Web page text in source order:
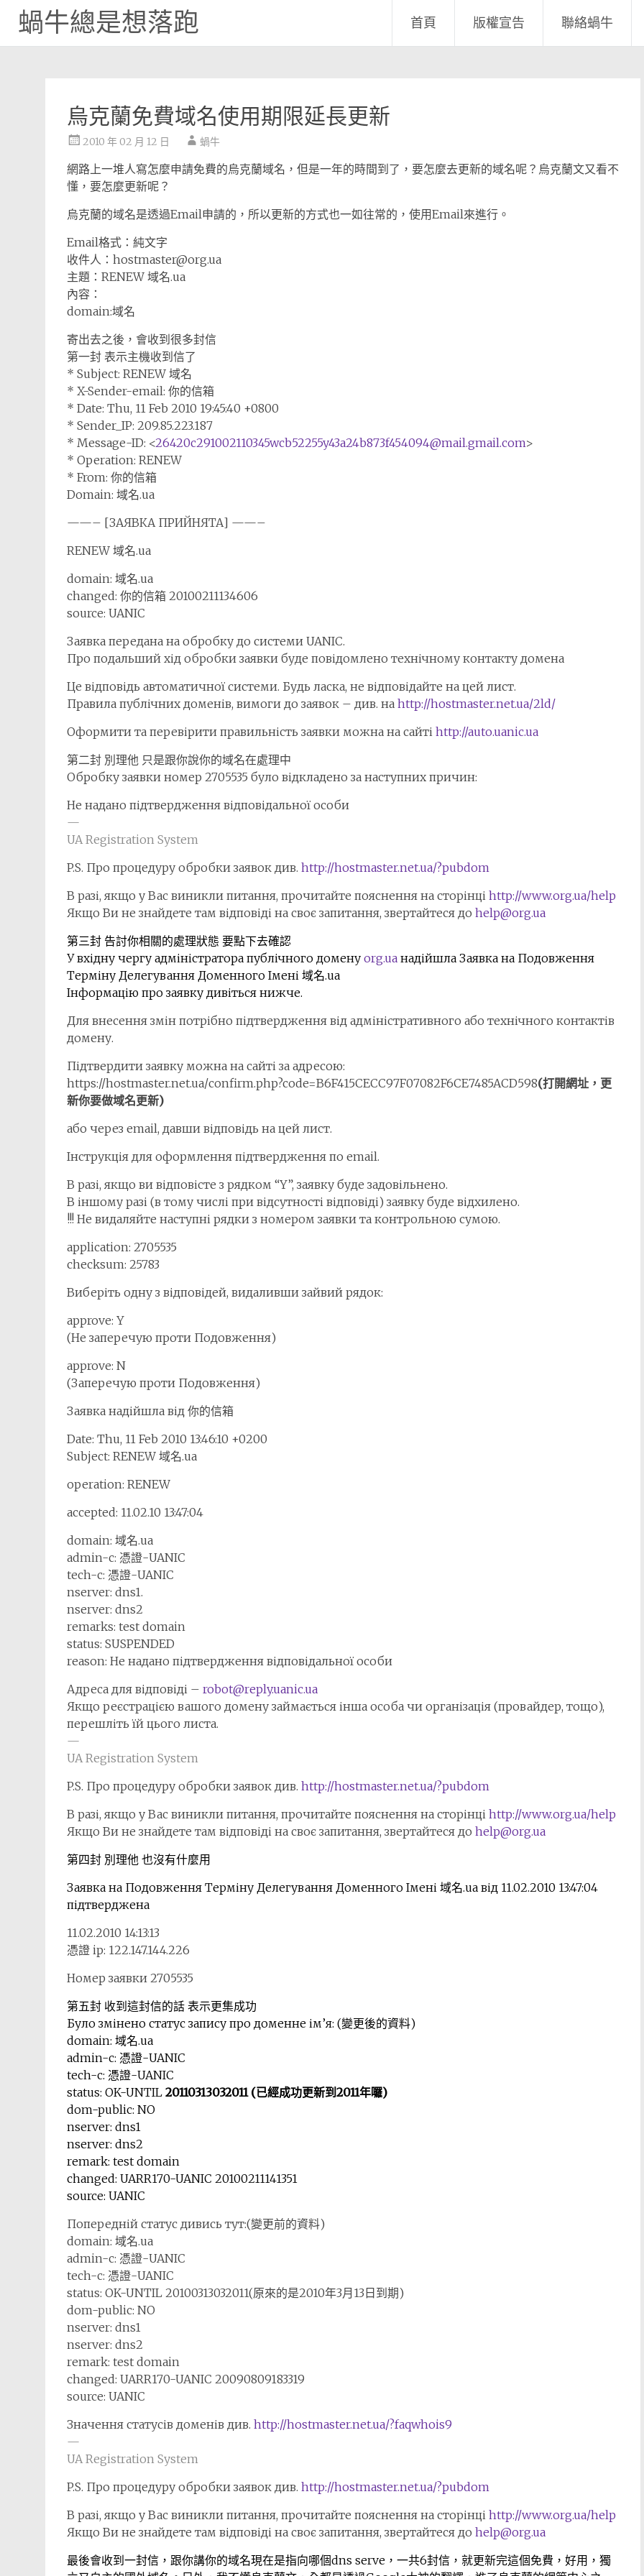
蝸牛總是想落跑 首頁 版權宣告 聯絡蝸牛
烏克蘭免費域名使用期限延長更新
2010 年 02 月 12 日 蝸牛
網路上一堆人寫怎麼申請免費的烏克蘭域名，但是一年的時間到了，要怎麼去更新的域名呢？烏克蘭文又看不
懂，要怎麼更新呢？
烏克蘭的域名是透過Email申請的，所以更新的方式也一如往常的，使用Email來進行。
Email格式：純文字
收件人： hostmaster@org.ua
主題：RENEW 域名.ua
內容：
domain:域名
寄出去之後，會收到很多封信
第一封 表示主機收到信了
* Subject: RENEW 域名
* X-Sender-email: 你的信箱
* Date: Thu, 11 Feb 2010 19:45:40 +0800
* Sender_IP: 209.85.223.187
* Message-ID: <26420c291002110345wcb52255y43a24b873f454094@mail.gmail.com>
* Operation: RENEW
* From: 你的信箱
Domain: 域名.ua
——– [ЗАЯВКА ПРИЙНЯТА] ——–
RENEW 域名.ua
domain: 域名.ua
changed: 你的信箱 20100211134606
source: UANIC
Заявка передана на обробку до системи UANIC.
Про подальший хід обробки заявки буде повідомлено технічному контакту домена
Це відповідь автоматичної системи. Будь ласка, не відповідайте на цей лист.
Правила публічних доменів, вимоги до заявок – див. на http://hostmaster.net.ua/2ld/
Оформити та перевірити правильність заявки можна на сайті http://auto.uanic.ua
第二封 別理他 只是跟你說你的域名在處理中
Обробку заявки номер 2705535 було відкладено за наступних причин:
Не надано підтвердження відповідальної особи
—
UA Registration System
P.S. Про процедуру обробки заявок див. http://hostmaster.net.ua/?pubdom
В разі, якщо у Вас виникли питання, прочитайте пояснення на сторінці http://www.org.ua/help
Якщо Ви не знайдете там відповіді на своє запитання, звертайтеся до help@org.ua
第三封 告討你相關的處理狀態 要點下去確認
У вхідну чергу адміністратора публічного домену org.ua надійшла Заявка на Подовження
Терміну Делегування Доменного Імені 域名.ua
Інформацію про заявку дивіться нижче.
Для внесення змін потрібно підтвердження від адміністративного або технічного контактів
домену.
Підтвердити заявку можна на сайті за адресою:
https://hostmaster.net.ua/confirm.php?code=B6F415CECC97F07082F6CE7485ACD598(打開網址，更
新你要做域名更新)
або через email, давши відповідь на цей лист.
Інструкція для оформлення підтвердження по email.
В разі, якщо ви відповісте з рядком “Y”, заявку буде задовільнено.
В іншому разі (в тому числі при відсутності відповіді) заявку буде відхилено.
!!! Не видаляйте наступні рядки з номером заявки та контрольною сумою.
application: 2705535
checksum: 25783
Виберіть одну з відповідей, видаливши зайвий рядок:
approve: Y
(Не заперечую проти Подовження)
approve: N
(Заперечую проти Подовження)
Заявка надійшла від 你的信箱
Date: Thu, 11 Feb 2010 13:46:10 +0200
Subject: RENEW 域名.ua
operation: RENEW
accepted: 11.02.10 13:47:04
domain: 域名.ua
admin-c: 憑證-UANIC
tech-c: 憑證-UANIC
nserver: dns1.
nserver: dns2
remarks: test domain
status: SUSPENDED
reason: Не надано підтвердження відповідальної особи
Адреса для відповіді – robot@reply.uanic.ua
Якщо реєстрацією вашого домену займається інша особа чи організація (провайдер, тощо),
перешліть їй цього листа.
—
UA Registration System
P.S. Про процедуру обробки заявок див. http://hostmaster.net.ua/?pubdom
В разі, якщо у Вас виникли питання, прочитайте пояснення на сторінці http://www.org.ua/help
Якщо Ви не знайдете там відповіді на своє запитання, звертайтеся до help@org.ua
第四封 別理他 也沒有什麼用
Заявка на Подовження Терміну Делегування Доменного Імені 域名.ua від 11.02.2010 13:47:04
підтверджена
11.02.2010 14:13:13
憑證 ip: 122.147.144.226
Номер заявки 2705535
第五封 收到這封信的話 表示更集成功
Було змінено статус запису про доменне ім’я: (變更後的資料)
domain: 域名.ua
admin-c: 憑證-UANIC
tech-c: 憑證-UANIC
status: OK-UNTIL 20110313032011 (已經成功更新到2011年囉)
dom-public: NO
nserver: dns1
nserver: dns2
remark: test domain
changed: UARR170-UANIC 20100211141351
source: UANIC
Попередній статус дивись тут:(變更前的資料)
domain: 域名.ua
admin-c: 憑證-UANIC
tech-c: 憑證-UANIC
status: OK-UNTIL 20100313032011(原來的是2010年3月13日到期)
dom-public: NO
nserver: dns1
nserver: dns2
remark: test domain
changed: UARR170-UANIC 20090809183319
source: UANIC
Значення статусів доменів див. http://hostmaster.net.ua/?faqwhois9
—
UA Registration System
P.S. Про процедуру обробки заявок див. http://hostmaster.net.ua/?pubdom
В разі, якщо у Вас виникли питання, прочитайте пояснення на сторінці http://www.org.ua/help
Якщо Ви не знайдете там відповіді на своє запитання, звертайтеся до help@org.ua
最後會收到一封信，跟你講你的域名現在是指向哪個dns serve，一共6封信，就更新完這個免費，好用，獨